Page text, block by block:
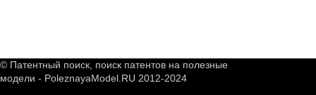
© Патентный поиск, поиск патентов на полезные
модели - PoleznayaModel.RU 2012-2024